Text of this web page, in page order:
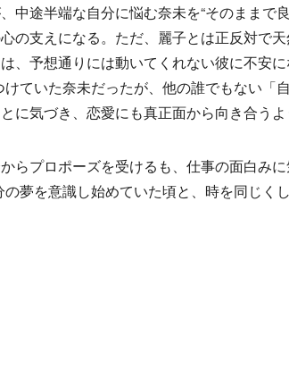
中途半端な自分に悩む奈未を“そのままで
の支えになる。ただ、麗子とは正反対で
、予想通りには動いてくれない彼に不安
けていた奈未だったが、他の誰でもない「
に気づき、恋愛にも真正面から向き合うよ
らプロポーズを受けるも、仕事の面白み
の夢を意識し始めていた頃と、時を同じく